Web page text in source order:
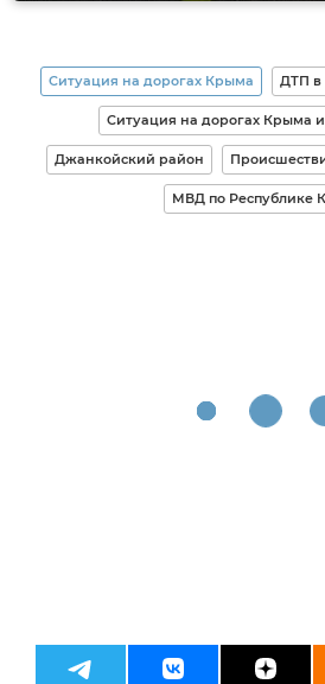
Ситуация на дорогах Крыма ДТП в
Ситуация на дорогах Крыма
Джанкойский район
МВД по Республике